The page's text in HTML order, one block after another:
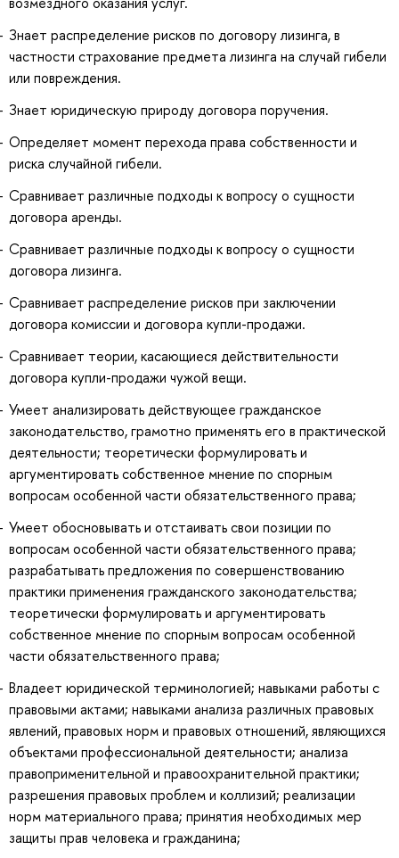
Знает распределение рисков по договору лизинга, в
частности страхование предмета лизинга на случай гибели
или повреждения.
Знает юридическую природу договора поручения.
Определяет момент перехода права собственности и
риска случайной гибели.
Сравнивает различные подходы к вопросу о сущности
договора аренды.
Сравнивает различные подходы к вопросу о сущности
договора лизинга.
Сравнивает распределение рисков при заключении
договора комиссии и договора купли-продажи.
Сравнивает теории, касающиеся действительности
договора купли-продажи чужой вещи.
Умеет анализировать действующее гражданское
законодательство, грамотно применять его в практической
деятельности; теоретически формулировать и
аргументировать собственное мнение по спорным
вопросам особенной части обязательственного права;
Умеет обосновывать и отстаивать свои позиции по
вопросам особенной части обязательственного права;
разрабатывать предложения по совершенствованию
практики применения гражданского законодательства;
теоретически формулировать и аргументировать
собственное мнение по спорным вопросам особенной
части обязательственного права;
Владеет юридической терминологией; навыками работы с
правовыми актами; навыками анализа различных правовых
явлений, правовых норм и правовых отношений, являющихся
объектами профессиональной деятельности; анализа
правоприменительной и правоохранительной практики;
разрешения правовых проблем и коллизий; реализации
норм материального права; принятия необходимых мер
защиты прав человека и гражданина;